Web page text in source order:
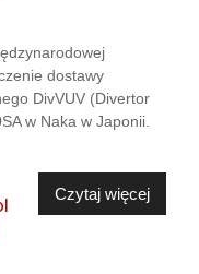
dostawy
DivVUV (Divertor
w Naka w Japonii.
Czytaj więcej